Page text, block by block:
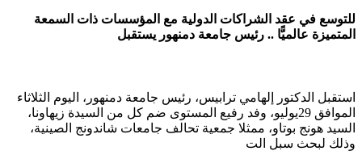
للتوسع في عقد الشراكات الدولية مع المؤسسات ذات السمعة
المتميزة عالميًّا .. رئيس جامعة دمنهور يستقبل
استقبل الدكتور إلهامي ترابيس، رئيس جامعة دمنهور، اليوم الثلاثاء
الموافق 29يوليو، وفد رفيع المستوى ضم كل من السيدة زيهاونا،
السيد هونج بوتاو، ممثلا جمعية تحالف جامعات شاندونج الصينية،
وذلك لبحث سبل الت